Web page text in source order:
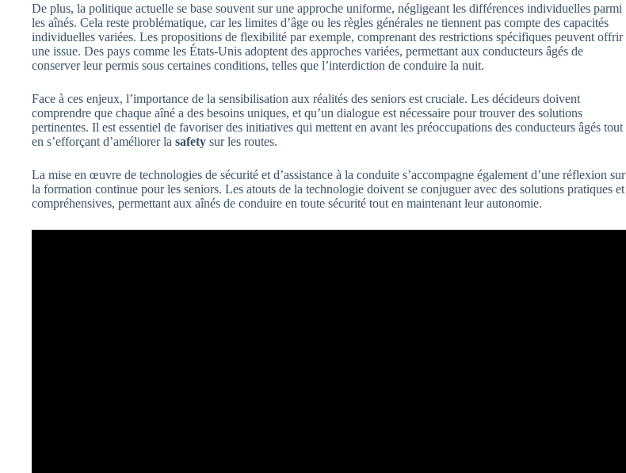
De plus, la politique actuelle se base souvent sur une approche uniforme, négligeant les différences individuelles parmi
les aînés. Cela reste problématique, car les limites d’âge ou les règles générales ne tiennent pas compte des capacités
individuelles variées. Les propositions de flexibilité par exemple, comprenant des restrictions spécifiques peuvent offrir
une issue. Des pays comme les États-Unis adoptent des approches variées, permettant aux conducteurs âgés de
conserver leur permis sous certaines conditions, telles que l’interdiction de conduire la nuit.
Face à ces enjeux, l’importance de la sensibilisation aux réalités des seniors est cruciale. Les décideurs doivent
comprendre que chaque aîné a des besoins uniques, et qu’un dialogue est nécessaire pour trouver des solutions
pertinentes. Il est essentiel de favoriser des initiatives qui mettent en avant les préoccupations des conducteurs âgés tout
en s’efforçant d’améliorer la safety sur les routes.
La mise en œuvre de technologies de sécurité et d’assistance à la conduite s’accompagne également d’une réflexion sur
la formation continue pour les seniors. Les atouts de la technologie doivent se conjuguer avec des solutions pratiques et
compréhensives, permettant aux aînés de conduire en toute sécurité tout en maintenant leur autonomie.